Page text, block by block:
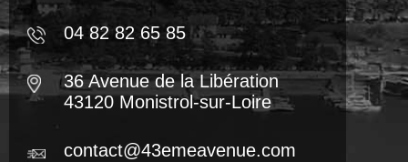
04 82 82 65 85
36 Avenue de la Libération
43120 Monistrol-sur-Loire
contact@43emeavenue.com